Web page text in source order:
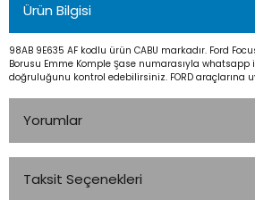
Ürün Bilgisi
98AB 9E635 AF kodlu ürün CABU markadır. Ford
Borusu Emme Komple Şase numarasıyla
doğruluğunu kontrol edebilirsiniz. FORD araçlarına
Yorumlar
Taksit Seçenekleri